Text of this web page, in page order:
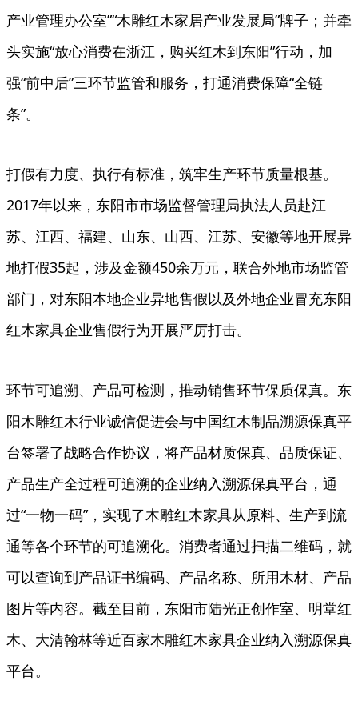
产业管理办公室”“木雕红木家居产业发展局”牌子；并牵
头实施“放心消费在浙江，购买红木到东阳”行动，加
强“前中后”三环节监管和服务，打通消费保障“全链
条”。
打假有力度、执行有标准，筑牢生产环节质量根基。
2017年以来，东阳市市场监督管理局执法人员赴江
苏、江西、福建、山东、山西、江苏、安徽等地开展异
地打假35起，涉及金额450余万元，联合外地市场监管
部门，对东阳本地企业异地售假以及外地企业冒充东阳
红木家具企业售假行为开展严厉打击。
环节可追溯、产品可检测，推动销售环节保质保真。东
阳木雕红木行业诚信促进会与中国红木制品溯源保真平
台签署了战略合作协议，将产品材质保真、品质保证、
产品生产全过程可追溯的企业纳入溯源保真平台，通
过“一物一码”，实现了木雕红木家具从原料、生产到流
通等各个环节的可追溯化。消费者通过扫描二维码，就
可以查询到产品证书编码、产品名称、所用木材、产品
图片等内容。截至目前，东阳市陆光正创作室、明堂红
木、大清翰林等近百家木雕红木家具企业纳入溯源保真
平台。